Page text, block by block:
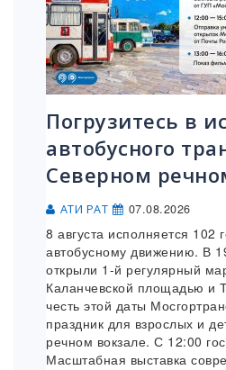
Погрузитесь в
автобусного
Северном
АТИ РАТ 07.08.2026
8 августа исполняется 102
автобусному движению. В
открыли 1-й регулярный
Каланчевской площадью и
честь этой даты
праздник для взрослых и
речном вокзале. С 12:00
Масштабная выставка